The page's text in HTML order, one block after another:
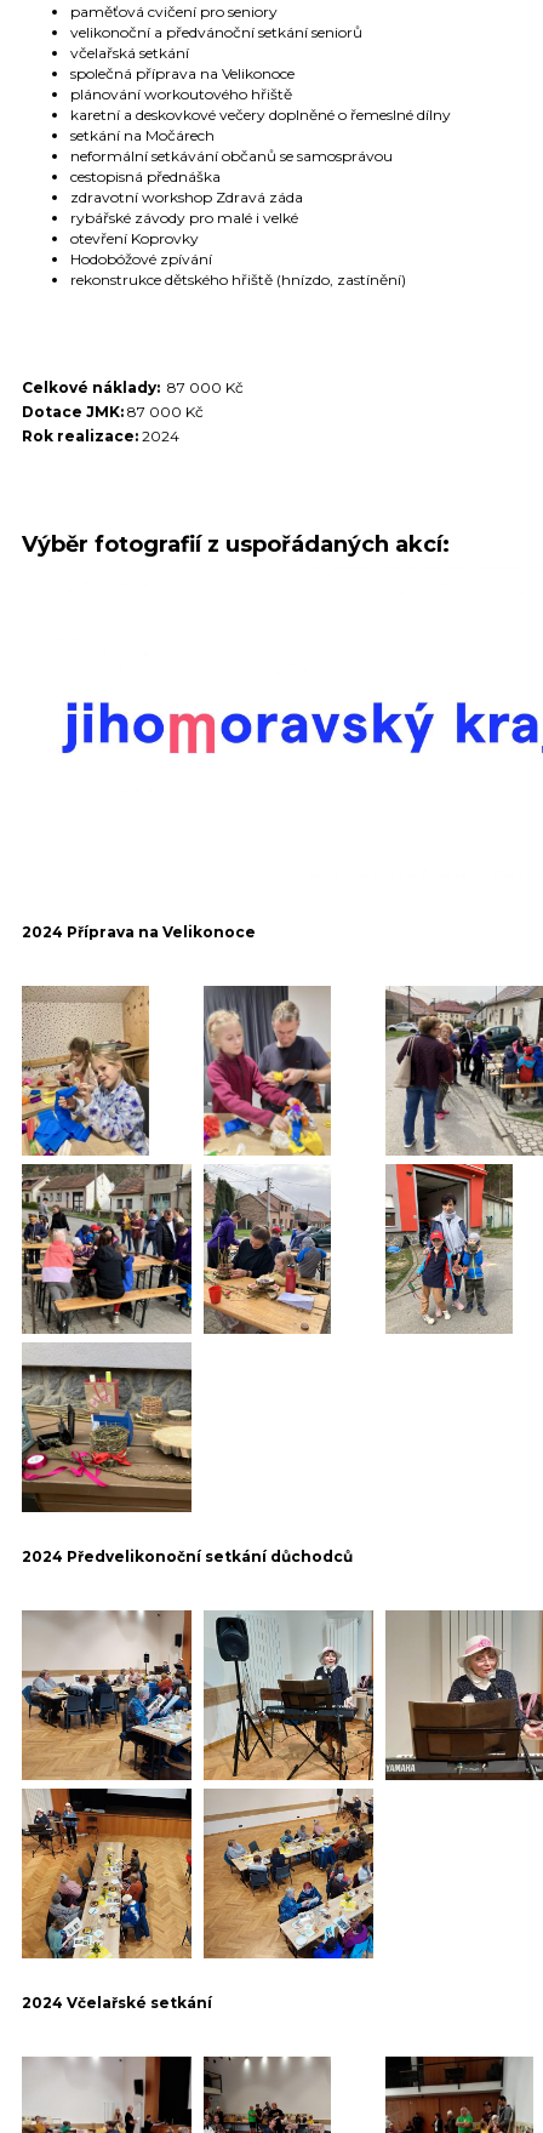
paměťová cvičení pro seniory
velikonoční a předvánoční setkání seniorů
včelařská setkání
společná příprava na Velikonoce
plánování workoutového hřiště
karetní a deskovkové večery doplněné o řemeslné dílny
setkání na Močárech
neformální setkávání občanů se samosprávou
cestopisná přednáška
zdravotní workshop Zdravá záda
rybářské závody pro malé i velké
otevření Koprovky
Hodobóžové zpívání
rekonstrukce dětského hřiště (hnízdo, zastínění)
Celkové náklady: 87 000 Kč
Dotace JMK: 87 000 Kč
Rok realizace: 2024
Výběr fotografií z uspořádaných akcí:
2024 Příprava na Velikonoce
2024 Předvelikonoční setkání důchodců
2024 Včelařské setkání